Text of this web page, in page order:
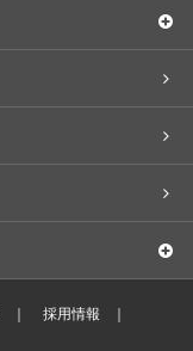
採用情報